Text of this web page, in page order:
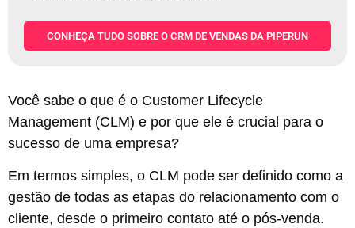
CONHEÇA TUDO SOBRE O CRM DE VENDAS DA PIPERUN
Você sabe o que é o Customer Lifecycle
Management (CLM) e por que ele é crucial para o
sucesso de uma empresa?
Em termos simples, o CLM pode ser definido como a
gestão de todas as etapas do relacionamento com o
cliente, desde o primeiro contato até o pós-venda.